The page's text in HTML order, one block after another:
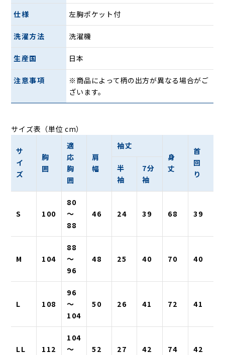
仕様 左胸ポケット付
洗濯方法 洗濯機
生産国 日本
注意事項
※商品によって柄の出方が異なる場合がご
ざいます。
サイズ表（単位 cm）
サ
イ
ズ
胸
囲
適
応
胸
囲
肩
幅
袖丈
身
丈
首
回
り
半
袖
7分
袖
S 100
80
〜
88
46 24 39 68 39
M 104
88
〜
96
48 25 40 70 40
L 108
96
〜
104
50 26 41 72 41
LL 112
104
〜
52 27 42 74 42